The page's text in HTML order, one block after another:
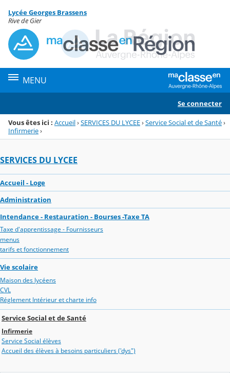
Menu de la rubrique
Contenu
Lycée Georges Brassens
Rive de Gier
MENU
Se connecter
Vous êtes ici : Accueil›SERVICES DU LYCEE›Service Social et de Santé›
Infirmerie›
SERVICES DU LYCEE
Accueil - Loge
Administration
Intendance - Restauration - Bourses -Taxe TA
Taxe d'apprentissage - Fournisseurs
menus
tarifs et fonctionnement
Vie scolaire
Maison des lycéens
CVL
Réglement Intérieur et charte info
Service Social et de Santé
Infirmerie
Service Social élèves
Accueil des élèves à besoins particuliers ('dys")